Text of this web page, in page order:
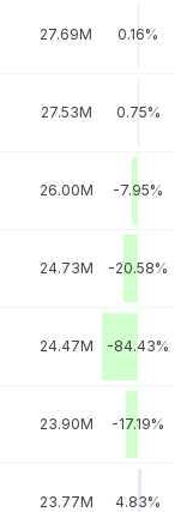
27.69M 0.16%
27.53M 0.75%
26.00M -7.95%
24.73M -20.58%
24.47M -84.43%
23.90M -17.19%
23.77M 4.83%